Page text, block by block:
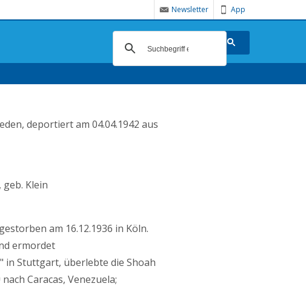
Newsletter App
deportiert am 04.04.1942 aus
Klein
am 16.12.1936 in Köln.
ermordet
in Stuttgart, überlebte die Shoah
Caracas, Venezuela;